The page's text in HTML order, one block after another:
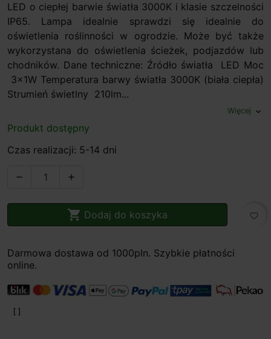
LED o ciepłej barwie światła 3000K i klasie szczelności
IP65. Lampa idealnie sprawdzi się idealnie do
oświetlenia roślinności w ogrodzie. Może być także
wykorzystana do oświetlenia ścieżek, podjazdów lub
chodników. Dane techniczne: Źródło światła LED Moc
3x1W Temperatura barwy światła 3000K (biała ciepła)
Strumień świetlny 210lm...
Więcej expand_more
Produkt dostępny
Czas realizacji: 5-14 dni
 
 Dodaj do koszyka favorite_border
Darmowa dostawa od 1000pln. Szybkie płatności
online.